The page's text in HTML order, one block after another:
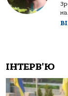
ІНТЕРВ'Ю